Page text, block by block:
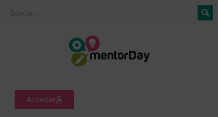
Acceder